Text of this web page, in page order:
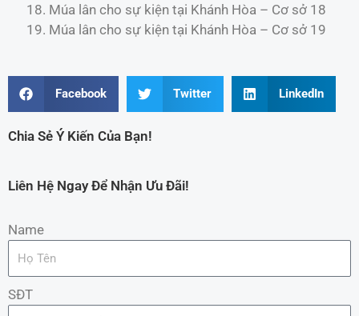
Múa lân cho sự kiện tại Khánh Hòa – Cơ sở 18
Múa lân cho sự kiện tại Khánh Hòa – Cơ sở 19
Facebook Twitter LinkedIn
Chia Sẻ Ý Kiến Của Bạn!
Liên Hệ Ngay Để Nhận Ưu Đãi!
Name
SĐT